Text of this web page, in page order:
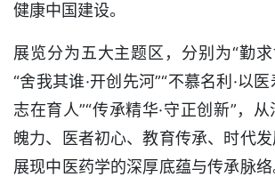
健康中国建设。
展览分为五大主题区，分别为“勤求
“舍我其谁·开创先河”“不慕名利·以医
志在育人”“传承精华·守正创新”，
魄力、医者初心、教育传承、时代
展现中医药学的深厚底蕴与传承脉